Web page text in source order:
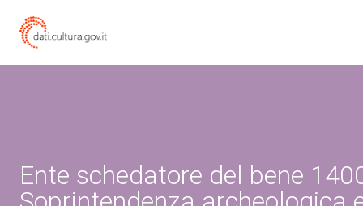
Ente schedatore del bene